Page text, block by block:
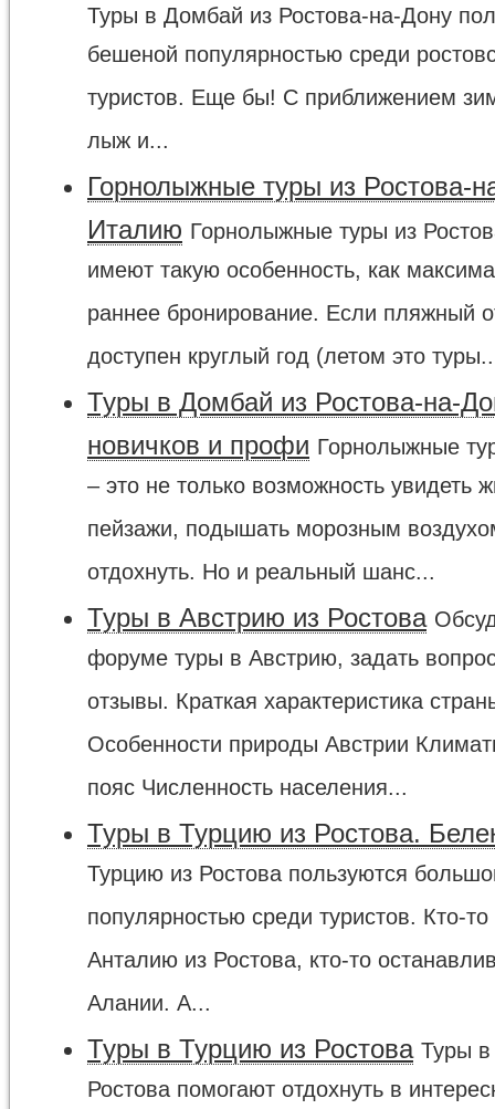
Туры в Домбай из Ростова-на-Дону
бешеной популярностью среди
туристов. Еще бы! С приближением
лыж и...
Горнолыжные туры из Ростова-
Италию Горнолыжные туры из
имеют такую особенность, как
раннее бронирование. Если пляжный
доступен круглый год (летом это
Туры в Домбай из Ростова-на-
новичков и профи Горнолыжные
– это не только возможность увидеть
пейзажи, подышать морозным
отдохнуть. Но и реальный шанс...
Туры в Австрию из Ростова
форуме туры в Австрию, задать
отзывы. Краткая характеристика
Особенности природы Австрии
пояс Численность населения...
Туры в Турцию из Ростова.
Турцию из Ростова пользуются
популярностью среди туристов. Кто-
Анталию из Ростова, кто-то
Алании. А...
Туры в Турцию из Ростова Туры
Ростова помогают отдохнуть в